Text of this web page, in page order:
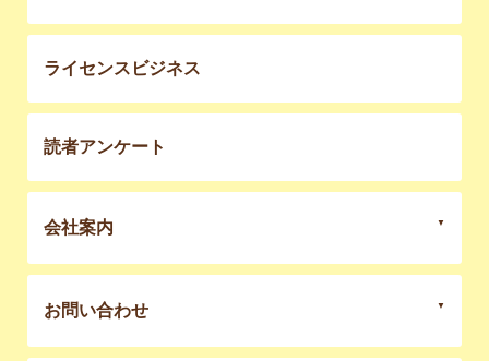
ライセンスビジネス
読者アンケート
会社案内
お問い合わせ